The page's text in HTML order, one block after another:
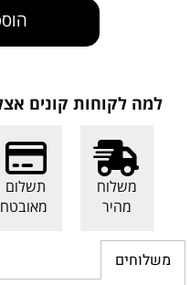
למה לקוחות קונים
משלוח
מהיר
תשלום
מאובטח
משלוחים